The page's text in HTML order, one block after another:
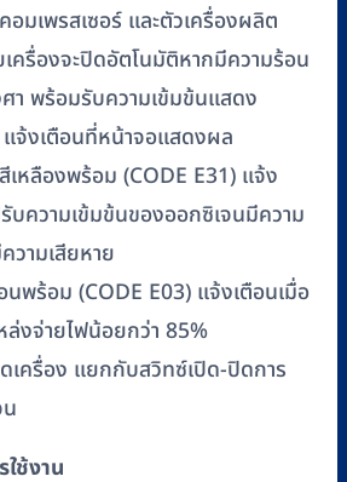
มเพรสเซอร์ และตัวเครื่องผลิต
ครื่องจะปิดอัตโนมัติหากมีความร้อน
า พร้อมรับความเข้มข้นแสดง
แจ้งเตือนที่หน้าจอแสดงผล
ลืองพร้อม (CODE E31) แจ้ง
บความเข้มข้นของออกซิเจนมีความ
ามเสียหาย
ร้อม (CODE E03) แจ้งเตือนเมื่อ
งจ่ายไฟน้อยกว่า 85%
เครื่อง แยกกับสวิทซ์เปิด-ปิดการ
ช้งาน